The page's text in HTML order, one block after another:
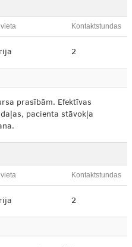
Kontaktstundas
2
prasībām. Efektīvas
pacienta stāvokļa
Kontaktstundas
2